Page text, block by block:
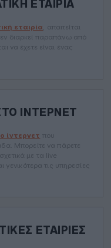
ΕΤΑΙΡΊΑ
εταιρία , απαιτείται
διαρκεί παραπάνω από
να έχετε είναι ένας
ΊΝΤΕΡΝΕΤ
ίντερνετ που
Μπορείτε να πάρετε
με τα live
τις υπηρεσίες
ΕΤΑΙΡΊΕΣ